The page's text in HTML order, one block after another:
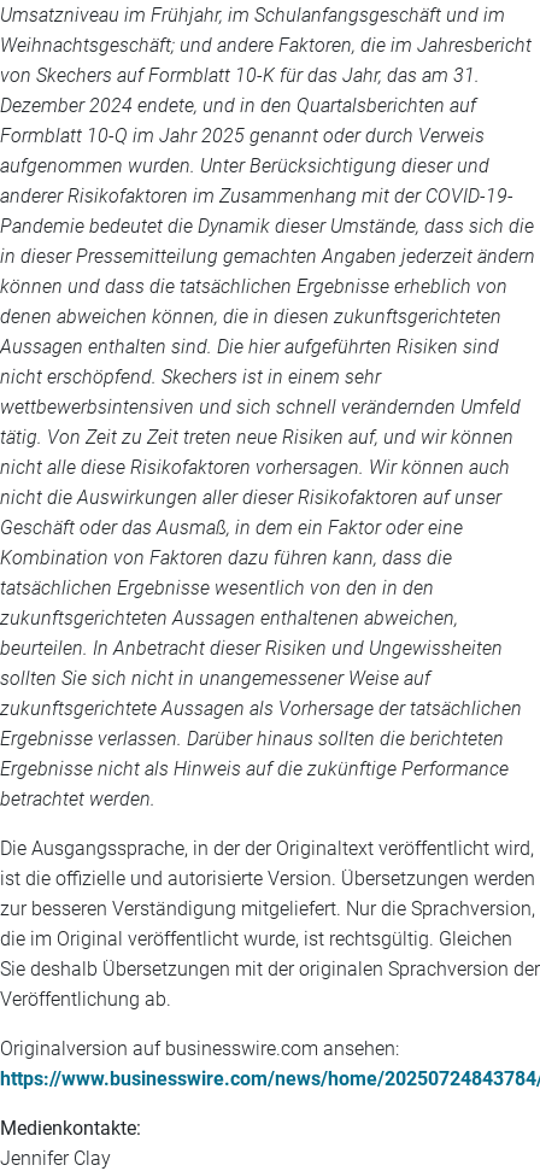
Umsatzniveau im Frühjahr, im Schulanfangsgeschäft und im
Weihnachtsgeschäft; und andere Faktoren, die im Jahresbericht
von Skechers auf Formblatt 10-K für das Jahr, das am 31.
Dezember 2024 endete, und in den Quartalsberichten auf
Formblatt 10-Q im Jahr 2025 genannt oder durch Verweis
aufgenommen wurden. Unter Berücksichtigung dieser und
anderer Risikofaktoren im Zusammenhang mit der COVID-19-
Pandemie bedeutet die Dynamik dieser Umstände, dass sich die
in dieser Pressemitteilung gemachten Angaben jederzeit ändern
können und dass die tatsächlichen Ergebnisse erheblich von
denen abweichen können, die in diesen zukunftsgerichteten
Aussagen enthalten sind. Die hier aufgeführten Risiken sind
nicht erschöpfend. Skechers ist in einem sehr
wettbewerbsintensiven und sich schnell verändernden Umfeld
tätig. Von Zeit zu Zeit treten neue Risiken auf, und wir können
nicht alle diese Risikofaktoren vorhersagen. Wir können auch
nicht die Auswirkungen aller dieser Risikofaktoren auf unser
Geschäft oder das Ausmaß, in dem ein Faktor oder eine
Kombination von Faktoren dazu führen kann, dass die
tatsächlichen Ergebnisse wesentlich von den in den
zukunftsgerichteten Aussagen enthaltenen abweichen,
beurteilen. In Anbetracht dieser Risiken und Ungewissheiten
sollten Sie sich nicht in unangemessener Weise auf
zukunftsgerichtete Aussagen als Vorhersage der tatsächlichen
Ergebnisse verlassen. Darüber hinaus sollten die berichteten
Ergebnisse nicht als Hinweis auf die zukünftige Performance
betrachtet werden.
Die Ausgangssprache, in der der Originaltext veröffentlicht wird,
ist die offizielle und autorisierte Version. Übersetzungen werden
zur besseren Verständigung mitgeliefert. Nur die Sprachversion,
die im Original veröffentlicht wurde, ist rechtsgültig. Gleichen
Sie deshalb Übersetzungen mit der originalen Sprachversion der
Veröffentlichung ab.
Originalversion auf businesswire.com ansehen:
https://www.businesswire.com/news/home/
Medienkontakte:
Jennifer Clay